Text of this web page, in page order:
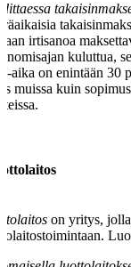
irtisanoa
kuluttua,
aika on enintään 30
muissa kuin
on yritys,